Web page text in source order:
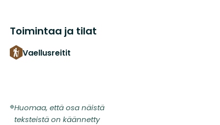
Toimintaa ja tilat
Vaellusreitit
Huomaa, että osa näistä
teksteistä on käännetty